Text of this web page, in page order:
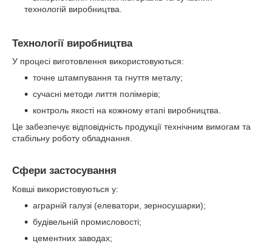
технологій виробництва.
Технології виробництва
У процесі виготовлення використовуються:
точне штампування та гнуття металу;
сучасні методи лиття полімерів;
контроль якості на кожному етапі виробництва.
Це забезпечує відповідність продукції технічним вимогам та
стабільну роботу обладнання.
Сфери застосування
Ковші використовуються у:
аграрній галузі (елеватори, зерносушарки);
будівельній промисловості;
цементних заводах;